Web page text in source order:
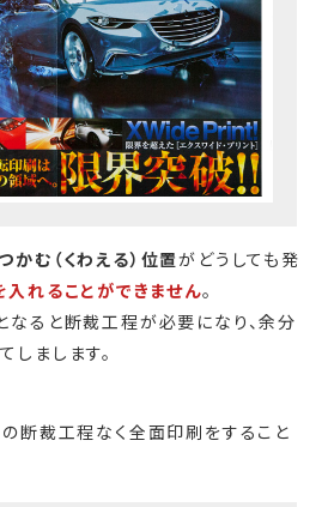
かむ（くわえる）位置がどうしても発
入れることができません。
なると断裁工程が必要になり、余分
まします。
の断裁工程なく全面印刷をすること